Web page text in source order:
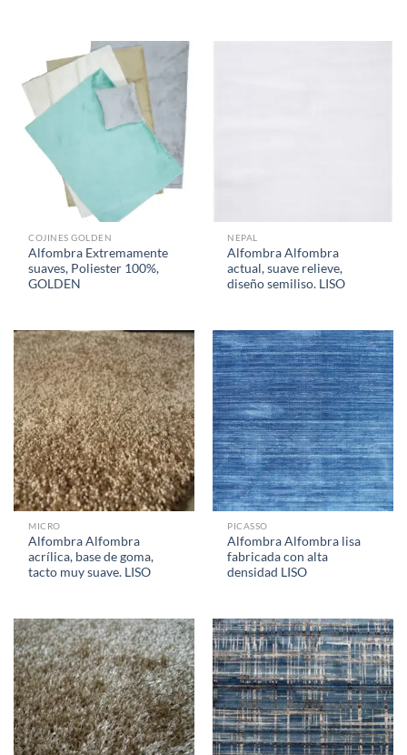
COJINES GOLDEN
Alfombra Extremamente
suaves, Poliester 100%,
GOLDEN
NEPAL
Alfombra Alfombra
actual, suave relieve,
diseño semiliso. LISO
MICRO
Alfombra Alfombra
acrílica, base de goma,
tacto muy suave. LISO
PICASSO
Alfombra Alfombra lisa
fabricada con alta
densidad LISO